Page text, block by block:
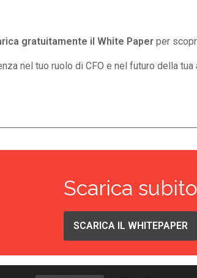
gratuitamente il White Paperper
nel tuo ruolo di CFO e nel futuro della tua
Scarica subito
SCARICA IL WHITEPAPER